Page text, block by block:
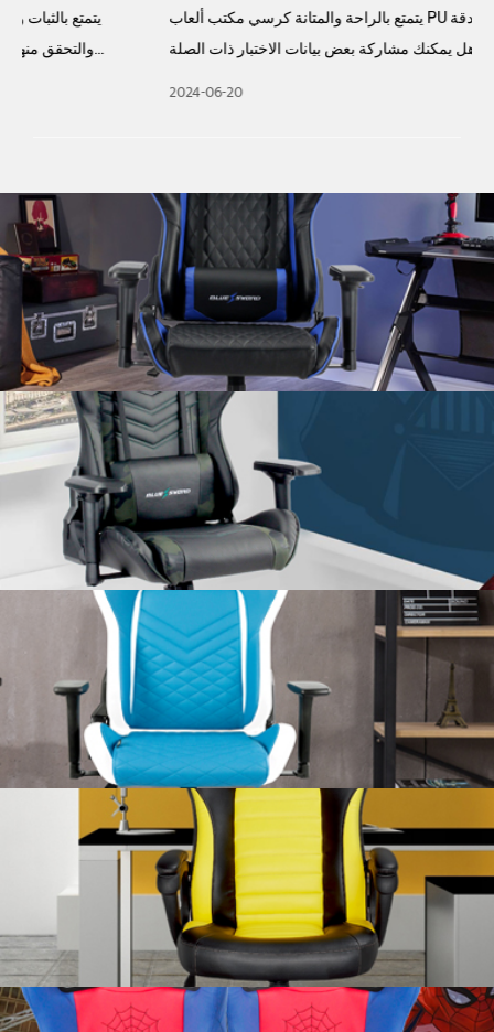
يتمتع بالراحة والمتانة كرسي مكتب ألعاب PU تم اختبارها بدقة
والتحقق منها؟ هل يمكنك مشاركة بعض بيانات الاختبار ذات الصلة